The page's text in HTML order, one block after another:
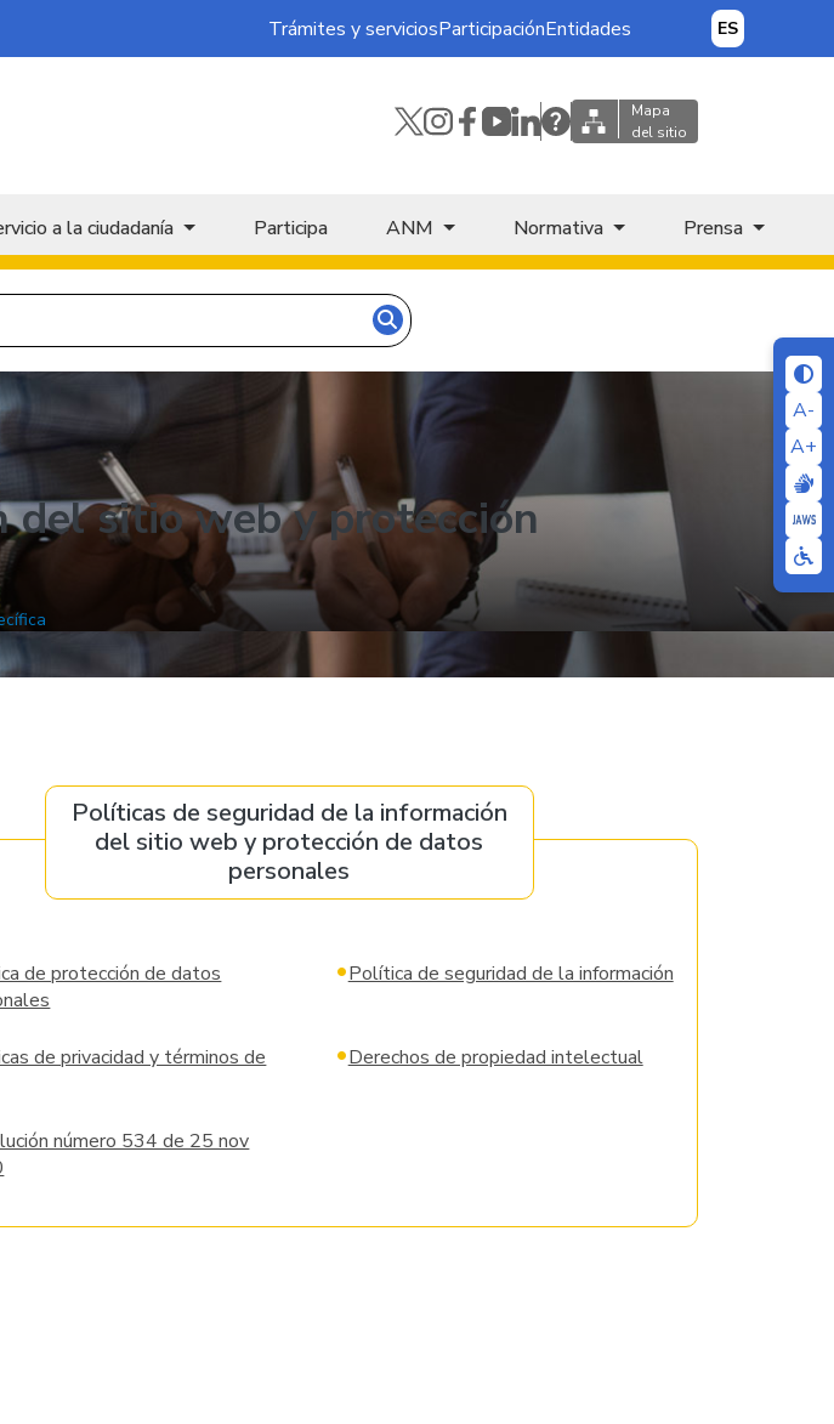
A-
A+
Trámites y serviciosParticipaciónEntidades ES
Mapa
del sitio
a la ciudadanía Participa ANM Normativa Prensa
del sitio web y protección
Políticas de seguridad de la información
del sitio web y protección de datos
personales
de protección de datos
•Política de seguridad de la información
de privacidad y términos de
•Derechos de propiedad intelectual
número 534 de 25 nov